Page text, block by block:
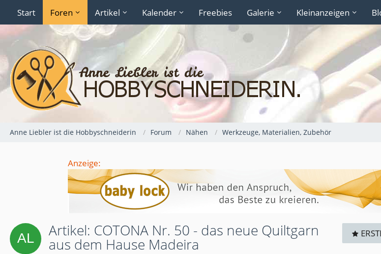
Start Foren Artikel Kalender Freebies Galerie Kleinanzeigen
Anne Liebler ist die Hobbyschneiderin Forum Nähen Werkzeuge, Materialien, Zubehör
Anzeige:
Artikel: COTONA Nr. 50 - das neue Quiltgarn
aus dem Hause Madeira